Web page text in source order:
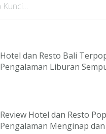
Hotel dan Resto Bali
Pengalaman Liburan
Review Hotel dan Resto
Pengalaman Menginap